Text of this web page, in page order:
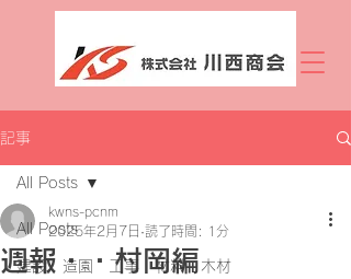
記事
All Posts
建設 造園 工事 材料 木材
All Posts
週報・・村岡編
kwns-pcnm
2025年2月7日 読了時間: 1分